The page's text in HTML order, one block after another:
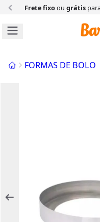
Frete fixoou grátis
InícioFORMAS DE BOLO